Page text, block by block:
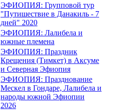
ЭФИОПИЯ: Групповой тур
"Путишествие в Данакиль - 7
дней" 2020
ЭФИОПИЯ: Лалибела и
южные племена
ЭФИОПИЯ: Праздник
Крещения (Тимкет) в Аксуме
и Северная Эфиопия
ЭФИОПИЯ: Празднование
Мескел в Гондаре, Лалибела и
народы южной Эфиопии
2026